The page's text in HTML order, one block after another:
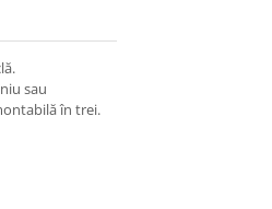
sau
în trei.